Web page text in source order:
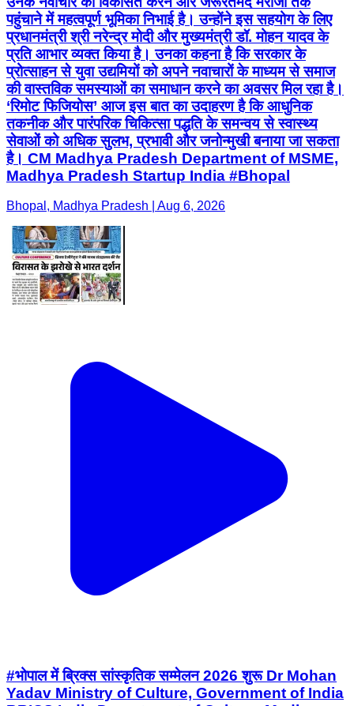
पहुंचाने में महत्वपूर्ण भूमिका निभाई है। उन्होंने इस सहयोग के लिए
प्रधानमंत्री श्री नरेन्द्र मोदी और मुख्यमंत्री डॉ. मोहन यादव के
प्रति आभार व्यक्त किया है। उनका कहना है कि सरकार के
प्रोत्साहन से युवा उद्यमियों को अपने नवाचारों के माध्यम से समाज
की वास्तविक समस्याओं का समाधान करने का अवसर मिल रहा है।
‘रिमोट फिजियोस’ आज इस बात का उदाहरण है कि आधुनिक
तकनीक और पारंपरिक चिकित्सा पद्धति के समन्वय से स्वास्थ्य
सेवाओं को अधिक सुलभ, प्रभावी और जनोन्मुखी बनाया जा सकता
है। CM Madhya Pradesh Department of MSME,
Madhya Pradesh Startup India #Bhopal
Bhopal, Madhya Pradesh | Aug 6, 2026
#भोपाल में ब्रिक्स सांस्कृतिक सम्मेलन 2026 शुरू Dr Mohan
Yadav Ministry of Culture, Government of India